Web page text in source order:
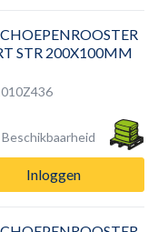
STR 200X100MM
Beschikbaarheid
Inloggen